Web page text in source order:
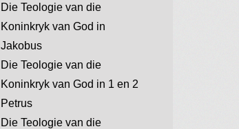
Die Teologie van die
Koninkryk van God in
Jakobus
Die Teologie van die
Koninkryk van God in 1 en 2
Petrus
Die Teologie van die